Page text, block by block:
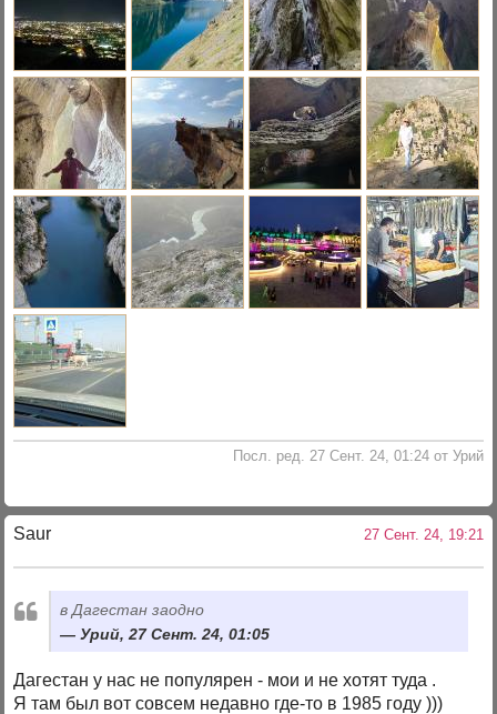
Посл. ред. 27 Сент. 24, 01:24 от Урий
Saur 27 Сент. 24, 19:21
в Дагестан заодно
Урий, 27 Сент. 24, 01:05
Дагестан у нас не популярен - мои и не хотят туда .
Я там был вот совсем недавно где-то в 1985 году )))